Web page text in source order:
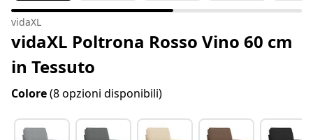
vidaXL
vidaXL Poltrona Rosso Vino 60 cm
in Tessuto
Colore(8 opzioni disponibili)